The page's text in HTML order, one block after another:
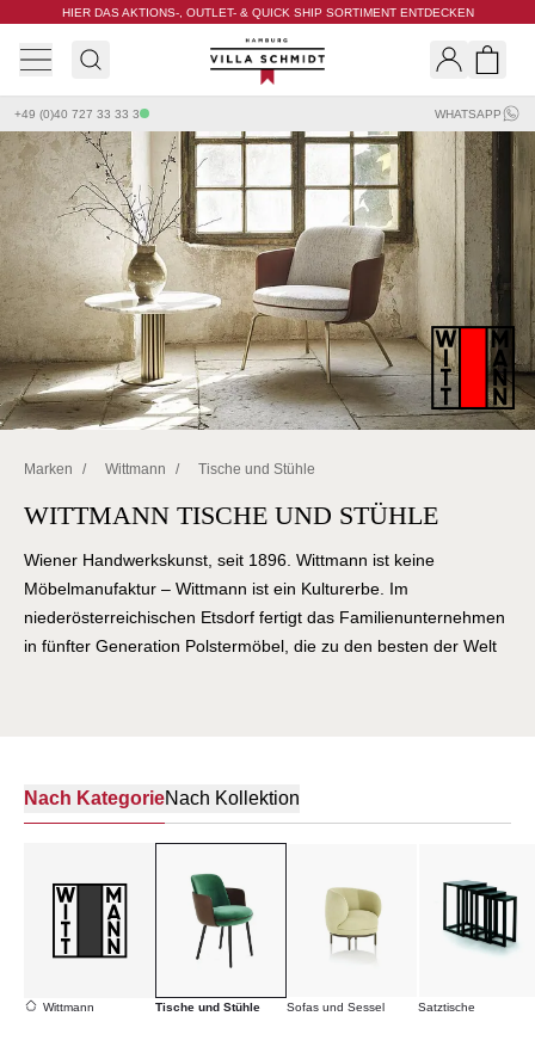
HIER DAS AKTIONS-, OUTLET- & QUICK SHIP SORTIMENT ENTDECKEN
Villa Schmidt
+49 (0)40 727 33 33 3 WHATSAPP
Marken / Wittmann / Tische und Stühle
WITTMANN TISCHE UND STÜHLE
Wiener Handwerkskunst, seit 1896. Wittmann ist keine
Möbelmanufaktur – Wittmann ist ein Kulturerbe. Im
niederösterreichischen Etsdorf fertigt das Familienunternehmen
in fünfter Generation Polstermöbel, die zu den besten der Welt
Hoffmann, die Visionen von Adolf Loos – Klassiker, die hier noch
ist mehr als ein Museum. Zeitgenössische Designer wie
Sebastian Herkner, Luca Nichetto und Paolo Piva haben das
Erbe weitergeschrieben, mit Möbeln, die Tradition und
Gegenwart verbinden. Feinstes Leder, erlesene Stoffe,
Konstruktionen, die Jahrzehnte überdauern. Wittmann steht für
Nach KategorieNach Kollektion
Wittmann Tische und Stühle Sofas und Sessel Satztische